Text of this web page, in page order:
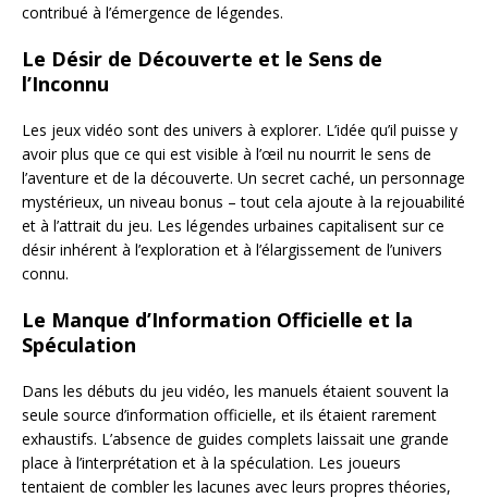
contribué à l’émergence de légendes.
Le Désir de Découverte et le Sens de
l’Inconnu
Les jeux vidéo sont des univers à explorer. L’idée qu’il puisse y
avoir plus que ce qui est visible à l’œil nu nourrit le sens de
l’aventure et de la découverte. Un secret caché, un personnage
mystérieux, un niveau bonus – tout cela ajoute à la rejouabilité
et à l’attrait du jeu. Les légendes urbaines capitalisent sur ce
désir inhérent à l’exploration et à l’élargissement de l’univers
connu.
Le Manque d’Information Officielle et la
Spéculation
Dans les débuts du jeu vidéo, les manuels étaient souvent la
seule source d’information officielle, et ils étaient rarement
exhaustifs. L’absence de guides complets laissait une grande
place à l’interprétation et à la spéculation. Les joueurs
tentaient de combler les lacunes avec leurs propres théories,